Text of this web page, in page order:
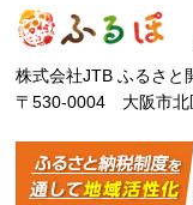
株式会社JTB ふるさと
〒530-0004 大阪市北